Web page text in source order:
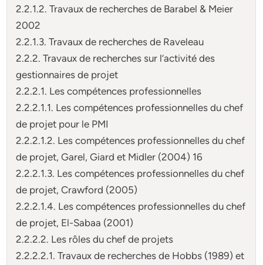
2.2.1.2. Travaux de recherches de Barabel & Meier
2002
2.2.1.3. Travaux de recherches de Raveleau
2.2.2. Travaux de recherches sur l’activité des
gestionnaires de projet
2.2.2.1. Les compétences professionnelles
2.2.2.1.1. Les compétences professionnelles du chef
de projet pour le PMI
2.2.2.1.2. Les compétences professionnelles du chef
de projet, Garel, Giard et Midler (2004) 16
2.2.2.1.3. Les compétences professionnelles du chef
de projet, Crawford (2005)
2.2.2.1.4. Les compétences professionnelles du chef
de projet, El-Sabaa (2001)
2.2.2.2. Les rôles du chef de projets
2.2.2.2.1. Travaux de recherches de Hobbs (1989) et